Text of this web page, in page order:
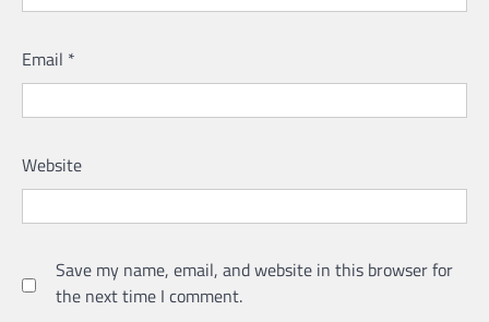
Email *
Website
Save my name, email, and website in this browser for
the next time I comment.